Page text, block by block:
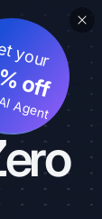
your
off
Agent